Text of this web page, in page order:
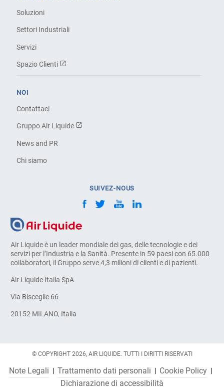
Air Liquide è un leader mondiale dei gas, delle tecnologie e dei
servizi per l’Industria e la Sanità. Presente in 59 paesi con 65.000
collaboratori, il Gruppo serve 4,3 milioni di clienti e di pazienti.
Air Liquide Italia SpA
Via Bisceglie 66
20152 MILANO, Italia
Soluzioni
Settori Industriali
Servizi
Spazio Clienti
NOI
Contattaci
Gruppo Air Liquide
News and PR
Chi siamo
SUIVEZ-NOUS
© COPYRIGHT 2026, AIR LIQUIDE. TUTTI I DIRITTI RISERVATI
Note Legali Trattamento dati personali
Cookie Policy
Dichiarazione di accessibilità